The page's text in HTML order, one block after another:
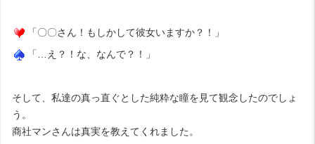
「〇〇さん！もしかして彼女いますか？！」
「…え？！な、なんで？！」
そして、私達の真っ直ぐとした純粋な瞳を見て観念したのでしょ
う。
商社マンさんは真実を教えてくれました。